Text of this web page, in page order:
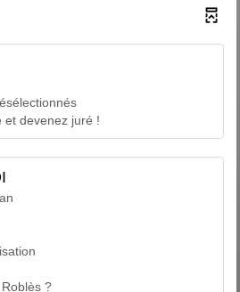
et devenez juré !
?